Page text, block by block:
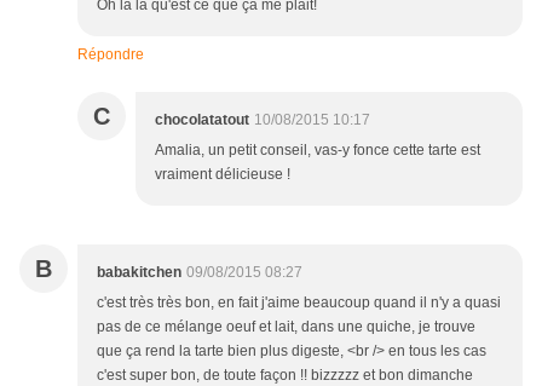
Oh la la qu'est ce que ça me plait!
Répondre
C chocolatatout 10/08/2015 10:17
Amalia, un petit conseil, vas-y fonce cette tarte est
vraiment délicieuse !
B babakitchen 09/08/2015 08:27
c'est très très bon, en fait j'aime beaucoup quand il n'y a quasi
pas de ce mélange oeuf et lait, dans une quiche, je trouve
que ça rend la tarte bien plus digeste, <br /> en tous les cas
c'est super bon, de toute façon !! bizzzzz et bon dimanche